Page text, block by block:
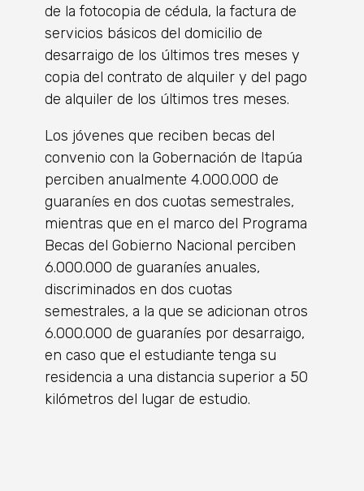
de la fotocopia de cédula, la factura de
servicios básicos del domicilio de
desarraigo de los últimos tres meses y
copia del contrato de alquiler y del pago
de alquiler de los últimos tres meses.
Los jóvenes que reciben becas del
convenio con la Gobernación de Itapúa
perciben anualmente 4.000.000 de
guaraníes en dos cuotas semestrales,
mientras que en el marco del Programa
Becas del Gobierno Nacional perciben
6.000.000 de guaraníes anuales,
discriminados en dos cuotas
semestrales, a la que se adicionan otros
6.000.000 de guaraníes por desarraigo,
en caso que el estudiante tenga su
residencia a una distancia superior a 50
kilómetros del lugar de estudio.